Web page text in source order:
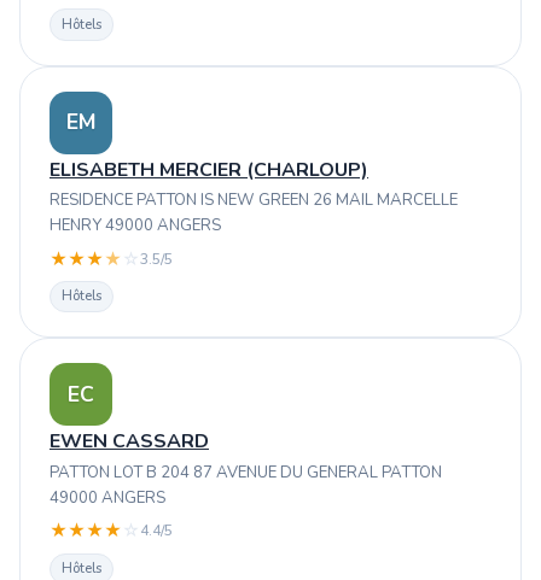
Hôtels
EM
ELISABETH MERCIER (CHARLOUP)
RESIDENCE PATTON IS NEW GREEN 26 MAIL MARCELLE
HENRY 49000 ANGERS
★★★★ ☆3.5/5
Hôtels
EC
EWEN CASSARD
PATTON LOT B 204 87 AVENUE DU GENERAL PATTON
49000 ANGERS
★★★★ ☆ 4.4/5
Hôtels